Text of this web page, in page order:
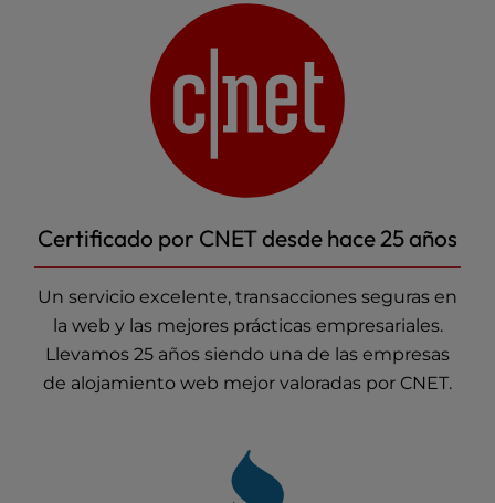
Certificado por CNET desde hace 25 años
Un servicio excelente, transacciones seguras en
la web y las mejores prácticas empresariales.
Llevamos 25 años siendo una de las empresas
de alojamiento web mejor valoradas por CNET.